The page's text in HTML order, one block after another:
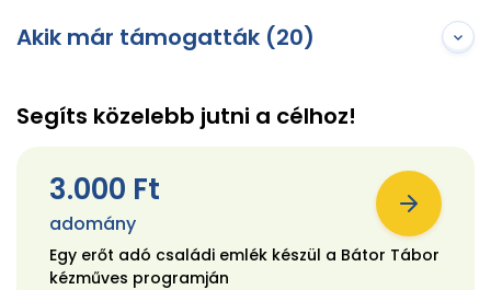
Akik már támogatták (20)
Segíts közelebb jutni a célhoz!
3.000 Ft
adomány
Egy erőt adó családi emlék készül a Bátor Tábor
kézműves programján